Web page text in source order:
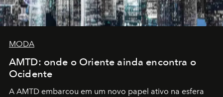
MODA
AMTD: onde o Oriente ainda encontra o
Ocidente
A AMTD embarcou em um novo papel ativo na esfera